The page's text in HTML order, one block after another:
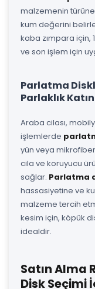
malzemenin
kum değerini
kaba zımpara için,
ve son işlem için
Parlatma
Parlaklık Katın
Araba cilası,
işlemlerde
yün veya
cila ve koruyucu
sağlar. Parlatma
hassasiyetine ve
malzeme tercih
kesim için, köpük
idealdir.
Satın Alma
Disk Seçimi